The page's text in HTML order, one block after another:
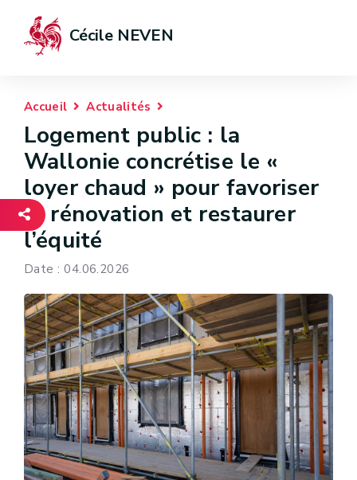
Cécile NEVEN
Accueil Actualités
Logement public : la
Wallonie concrétise le «
loyer chaud » pour favoriser
la rénovation et restaurer
l’équité
Date : 04.06.2026